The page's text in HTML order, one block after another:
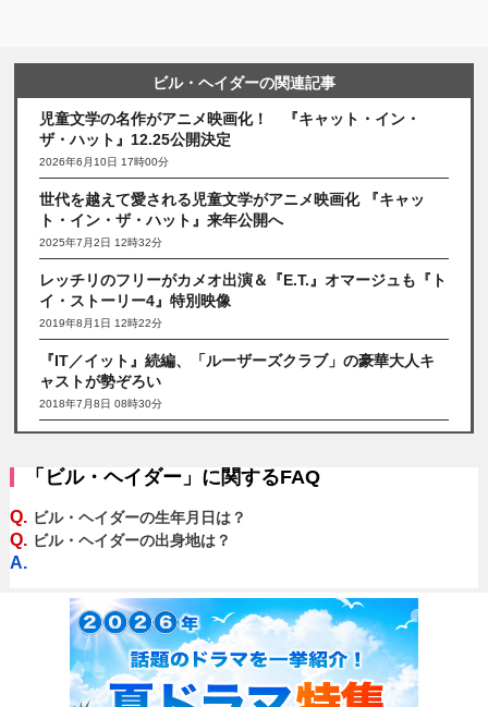
ビル・ヘイダーの関連記事
児童文学の名作がアニメ映画化！ 『キャット・イン・
ザ・ハット』12.25公開決定
2026年6月10日 17時00分
世代を越えて愛される児童文学がアニメ映画化 『キャッ
ト・イン・ザ・ハット』来年公開へ
2025年7月2日 12時32分
レッチリのフリーがカメオ出演＆『E.T.』オマージュも『ト
イ・ストーリー4』特別映像
2019年8月1日 12時22分
『IT／イット』続編、「ルーザーズクラブ」の豪華大人キ
ャストが勢ぞろい
2018年7月8日 08時30分
「ビル・ヘイダー」に関するFAQ
Q. ビル・ヘイダーの生年月日は？
Q. ビル・ヘイダーの出身地は？
A.